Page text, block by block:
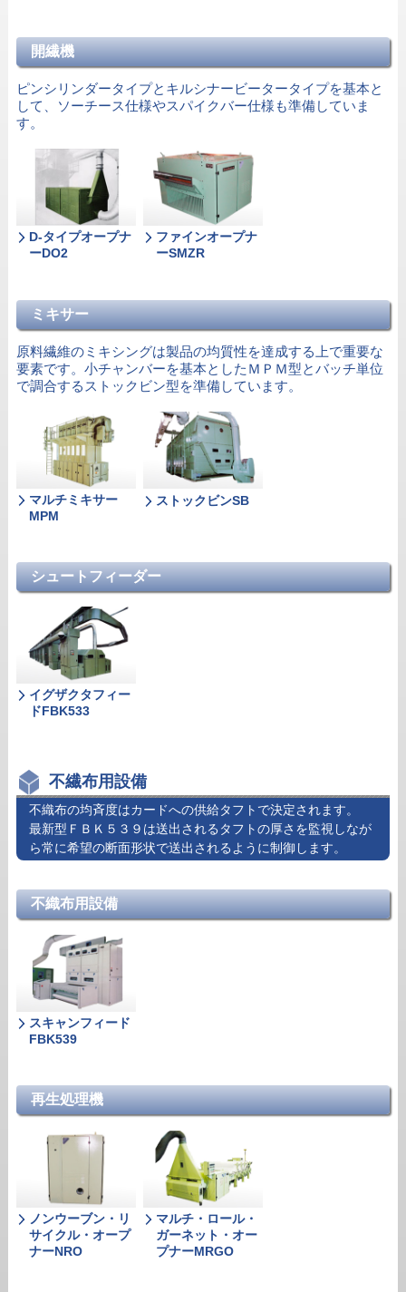
開繊機
ピンシリンダータイプとキルシナービータータイプを基本と
して、ソーチース仕様やスパイクバー仕様も準備していま
す。
D-タイプオープナ
ーDO2
ファインオープナ
ーSMZR
ミキサー
原料繊維のミキシングは製品の均質性を達成する上で重要な
要素です。小チャンバーを基本としたＭＰＭ型とバッチ単位
で調合するストックビン型を準備しています。
マルチミキサー
MPM
ストックビンSB
シュートフィーダー
イグザクタフィー
ドFBK533
不繊布用設備
不織布の均斉度はカードへの供給タフトで決定されます。
最新型ＦＢＫ５３９は送出されるタフトの厚さを監視しなが
ら常に希望の断面形状で送出されるように制御します。
不織布用設備
スキャンフィード
FBK539
再生処理機
ノンウーブン・リ
サイクル・オープ
ナーNRO
マルチ・ロール・
ガーネット・オー
プナーMRGO